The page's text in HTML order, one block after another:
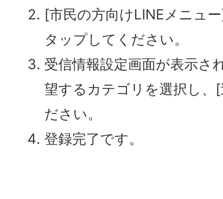
[市民の方向けLINEメニュ
タップしてください。
受信情報設定画面が表示さ
望するカテゴリを選択し
ださい。
登録完了です。